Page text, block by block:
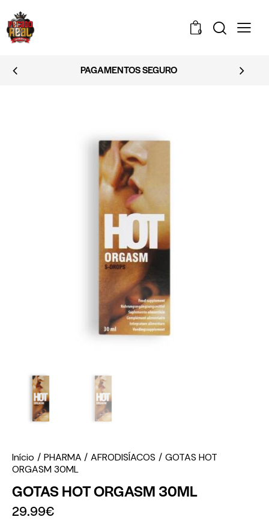
0
EMBALAGEM DISCRETA
Início PHARMA AFRODISÍACOS
GOTAS HOT
ORGASM 30ML
GOTAS HOT ORGASM 30ML
29.99€